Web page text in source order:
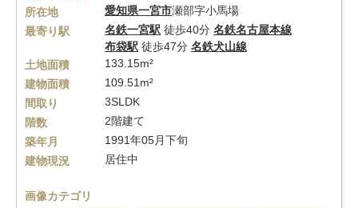
所在地 愛知県一宮市瀬部字小馬場
最寄り駅
名鉄一宮駅 徒歩40分 名鉄名古屋本線
布袋駅 徒歩47分 名鉄犬山線
土地面積
133.15m²
建物面積
109.51m²
間取り
3SLDK
階数
2階建て
築年月
1991年05月下旬
建物現況
居住中
画像カテゴリ